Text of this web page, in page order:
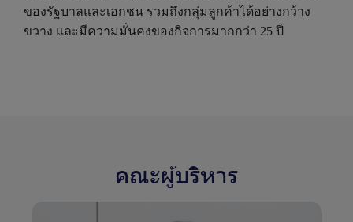
ของรัฐบาลและเอกชน รวมถึงกลุ่มลูกค้าได้อย่างกว้าง
ขวาง และมีความมั่นคงของกิจการมากกว่า 25 ปี
คณะผู้บริหาร